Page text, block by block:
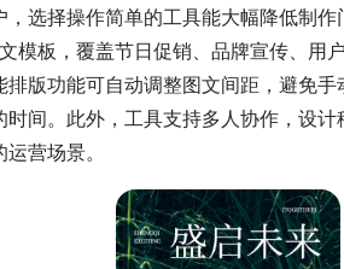
选择操作简单的工具能大幅降低制作
模板，覆盖节日促销、品牌宣传、用
版功能可自动调整图文间距，避免
时间。此外，工具支持多人协作，设
营场景。